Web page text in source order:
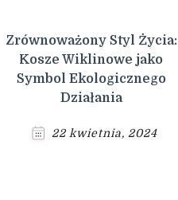
Zrównoważony Styl Życia:
Kosze Wiklinowe jako
Symbol Ekologicznego
Działania
22 kwietnia, 2024